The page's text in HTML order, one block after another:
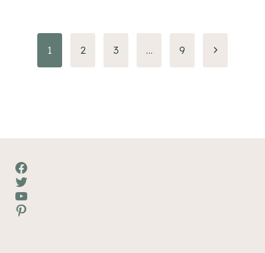
Navigation
1 2 3 … 9
Page
Facebook
Twitter
YouTube
Pinterest